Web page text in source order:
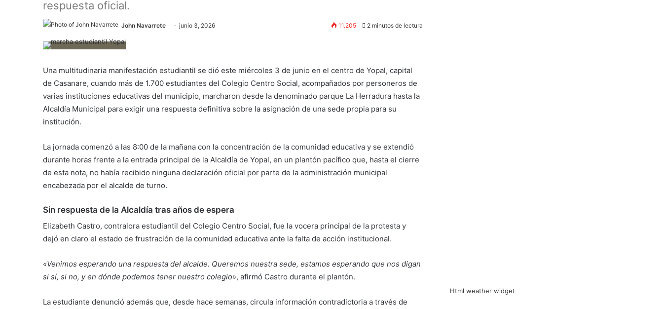
respuesta oficial.
John Navarrete junio 3, 2026 11.205 2 minutos de lectura
Una multitudinaria manifestación estudiantil se dió este miércoles 3 de junio en el centro de Yopal, capital
de Casanare, cuando más de 1.700 estudiantes del Colegio Centro Social, acompañados por personeros de
varias instituciones educativas del municipio, marcharon desde la denominado parque La Herradura hasta la
Alcaldía Municipal para exigir una respuesta definitiva sobre la asignación de una sede propia para su
institución.
La jornada comenzó a las 8:00 de la mañana con la concentración de la comunidad educativa y se extendió
durante horas frente a la entrada principal de la Alcaldía de Yopal, en un plantón pacífico que, hasta el cierre
de esta nota, no había recibido ninguna declaración oficial por parte de la administración municipal
encabezada por el alcalde de turno.
Sin respuesta de la Alcaldía tras años de espera
Elizabeth Castro, contralora estudiantil del Colegio Centro Social, fue la vocera principal de la protesta y
dejó en claro el estado de frustración de la comunidad educativa ante la falta de acción institucional.
«Venimos esperando una respuesta del alcalde. Queremos nuestra sede, estamos esperando que nos digan
si sí, si no, y en dónde podemos tener nuestro colegio», afirmó Castro durante el plantón.
La estudiante denunció además que, desde hace semanas, circula información contradictoria a través de
Html weather widget